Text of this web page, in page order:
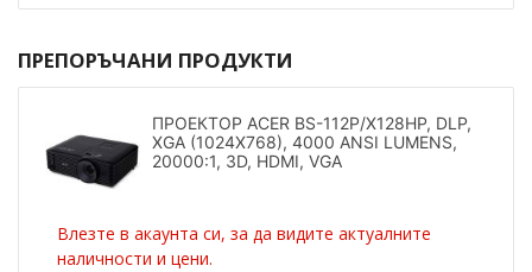
ПРЕПОРЪЧАНИ ПРОДУКТИ
ПРОЕКТОР ACER BS-112P/X128HP, DLP,
XGA (1024X768), 4000 ANSI LUMENS,
20000:1, 3D, HDMI, VGA
Влезте в акаунта си, за да видите актуалните
наличности и цени.